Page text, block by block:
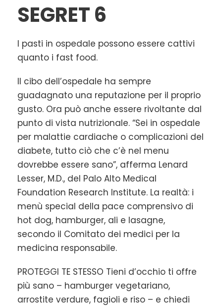
SEGRET 6
I pasti in ospedale possono essere cattivi
quanto i fast food.
Il cibo dell’ospedale ha sempre
guadagnato una reputazione per il proprio
gusto. Ora può anche essere rivoltante dal
punto di vista nutrizionale. “Sei in ospedale
per malattie cardiache o complicazioni del
diabete, tutto ciò che c’è nel menu
dovrebbe essere sano”, afferma Lenard
Lesser, M.D., del Palo Alto Medical
Foundation Research Institute. La realtà: i
menù special della pace comprensivo di
hot dog, hamburger, ali e lasagne,
secondo il Comitato dei medici per la
medicina responsabile.
PROTEGGI TE STESSO Tieni d’occhio ti offre
più sano – hamburger vegetariano,
arrostite verdure, fagioli e riso – e chiedi